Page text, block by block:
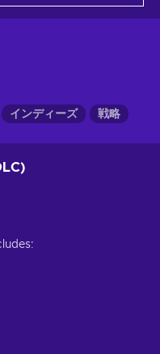
インディーズ 戦略